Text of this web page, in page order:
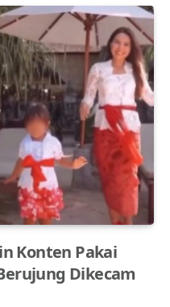
Konten Pakai
Dikecam